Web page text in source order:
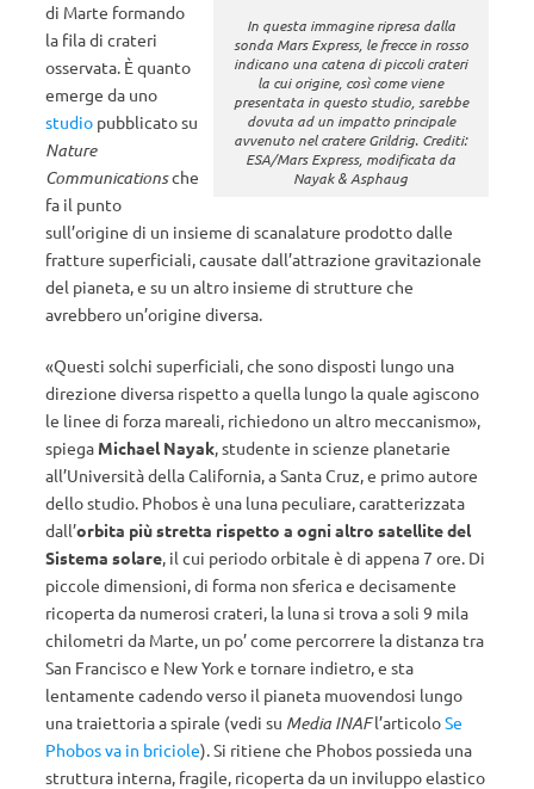
In questa immagine ripresa dalla
sonda Mars Express, le frecce in rosso
indicano una catena di piccoli crateri
la cui origine, così come viene
presentata in questo studio, sarebbe
dovuta ad un impatto principale
avvenuto nel cratere Grildrig. Crediti:
ESA/Mars Express, modificata da
Nayak & Asphaug
di Marte formando
la fila di crateri
osservata. È quanto
emerge da uno
studio pubblicato su
Nature
Communicationsche
fa il punto
sull’origine di un insieme di scanalature prodotto dalle
fratture superficiali, causate dall’attrazione gravitazionale
del pianeta, e su un altro insieme di strutture che
avrebbero un’origine diversa.
«Questi solchi superficiali, che sono disposti lungo una
direzione diversa rispetto a quella lungo la quale agiscono
le linee di forza mareali, richiedono un altro meccanismo»,
spiega Michael Nayak, studente in scienze planetarie
all’Università della California, a Santa Cruz, e primo autore
dello studio. Phobos è una luna peculiare, caratterizzata
dall’orbita più stretta rispetto a ogni altro satellite del
Sistema solare, il cui periodo orbitale è di appena 7 ore. Di
piccole dimensioni, di forma non sferica e decisamente
ricoperta da numerosi crateri, la luna si trova a soli 9 mila
chilometri da Marte, un po’ come percorrere la distanza tra
San Francisco e New York e tornare indietro, e sta
lentamente cadendo verso il pianeta muovendosi lungo
una traiettoria a spirale (vedi su Media INAFl’articoloSe
Phobos va in briciole). Si ritiene che Phobos possieda una
struttura interna, fragile, ricoperta da un inviluppo elastico